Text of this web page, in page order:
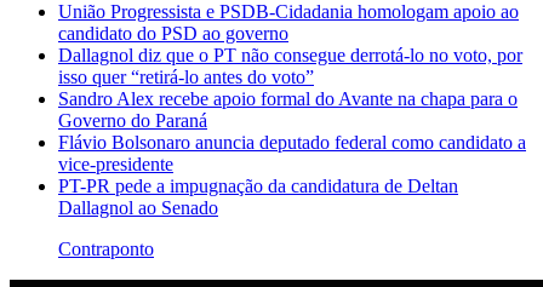
União Progressista e PSDB-Cidadania homologam apoio ao
candidato do PSD ao governo
Dallagnol diz que o PT não consegue derrotá-lo no voto, por
isso quer “retirá-lo antes do voto”
Sandro Alex recebe apoio formal do Avante na chapa para o
Governo do Paraná
Flávio Bolsonaro anuncia deputado federal como candidato a
vice-presidente
PT-PR pede a impugnação da candidatura de Deltan
Dallagnol ao Senado
Contraponto